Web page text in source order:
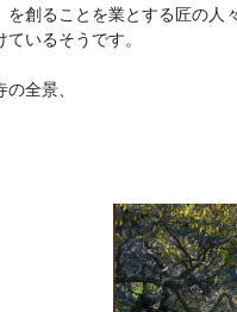
創ることを業とする匠の人
いるそうです。
全景、